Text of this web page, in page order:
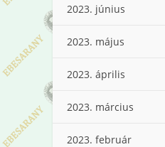
2023. június
2023. május
2023. április
2023. március
2023. február